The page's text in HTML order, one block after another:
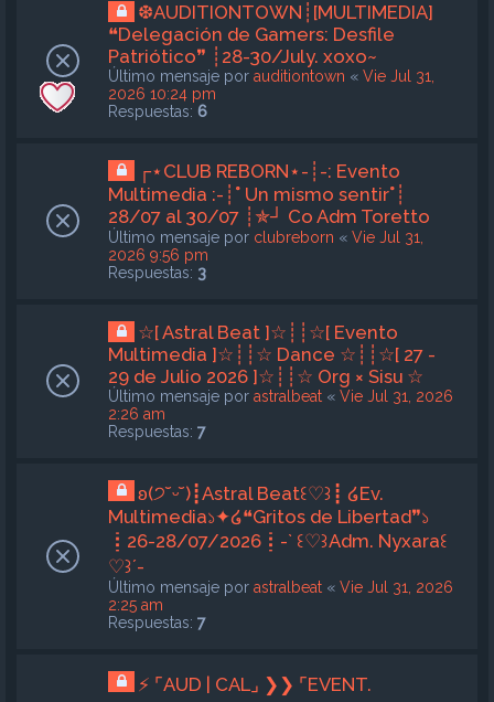
❆AUDITIONTOWN┊[MULTIMEDIA]
❝Delegación de Gamers: Desfile
Patriótico❞ ┊28-30/July. xoxo~
Último mensaje por auditiontown « Vie Jul 31,
2026 10:24 pm
Respuestas: 6
┌⋆CLUB REBORN⋆-┊-: Evento
Multimedia :-┊˚ Un mismo sentir˚┊
28/07 al 30/07 ┊✯┘ Co Adm Toretto
Último mensaje por clubreborn « Vie Jul 31,
2026 9:56 pm
Respuestas: 3
☆[ Astral Beat ]☆┊┊☆[ Evento
Multimedia ]☆┊┊☆ Dance ☆┊┊☆[ 27 -
29 de Julio 2026 ]☆┊┊☆ Org × Sisu ☆
Último mensaje por astralbeat « Vie Jul 31, 2026
2:26 am
Respuestas: 7
ʚ(੭˘ᵕ˘)┋Astral Beat꒰♡︎꒱┋ ໒Ev.
Multimedia১✦໒❝Gritos de Libertad❞১
┋26-28/07/2026┋-` ꒰♡︎꒱Adm. Nyxara꒰
♡︎꒱´-
Último mensaje por astralbeat « Vie Jul 31, 2026
2:25 am
Respuestas: 7
⚡ ⌜AUD | CAL⌟ ❯❯ ⌜EVENT.